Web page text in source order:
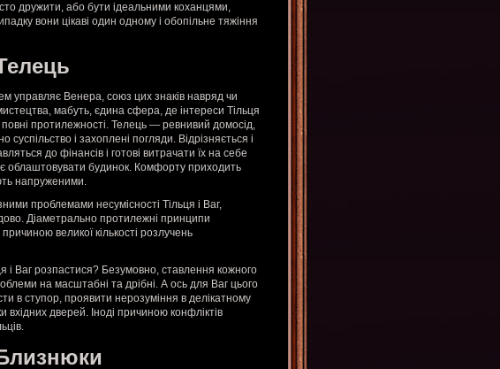
дружити, або бути ідеальними коханцями,
вони цікаві один одному і обопільне тяжіння
управляє Венера, союз цих знаків навряд чи
мабуть, єдина сфера, де інтереси Тільця
протилежності. Телець — ревнивий домосід,
суспільство і захоплені погляди. Відрізняється і
до фінансів і готові витрачати їх на себе
облаштовувати будинок. Комфорту приходить
напруженими.
проблемами несумісності Тільця і Ваг,
Діаметрально протилежні принципи
великої кількості розлучень
і Ваг розпастися? Безумовно, ставлення кожного
на масштабні та дрібні. А ось для Ваг цього
в ступор, проявити нерозуміння в делікатному
вхідних дверей. Іноді причиною конфліктів